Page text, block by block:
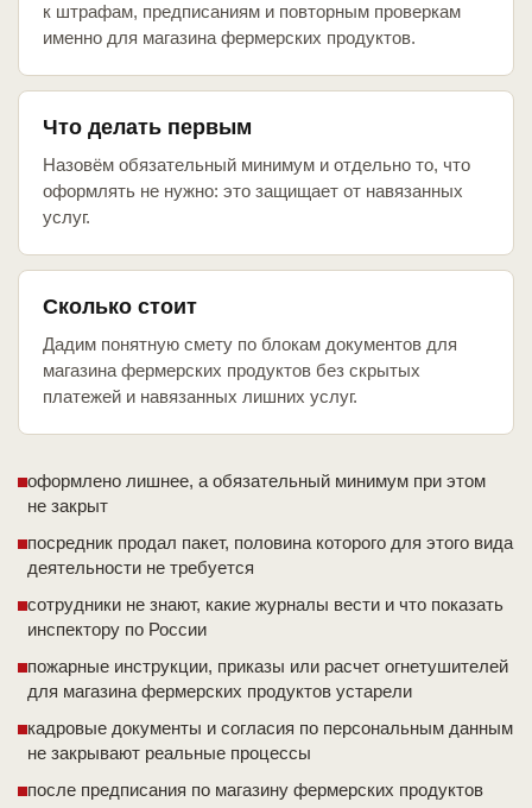
к штрафам, предписаниям и повторным проверкам
именно для магазина фермерских продуктов.
Что делать первым
Назовём обязательный минимум и отдельно то, что
оформлять не нужно: это защищает от навязанных
услуг.
Сколько стоит
Дадим понятную смету по блокам документов для
магазина фермерских продуктов без скрытых
платежей и навязанных лишних услуг.
оформлено лишнее, а обязательный минимум при этом
не закрыт
посредник продал пакет, половина которого для этого вида
деятельности не требуется
сотрудники не знают, какие журналы вести и что показать
инспектору по России
пожарные инструкции, приказы или расчет огнетушителей
для магазина фермерских продуктов устарели
кадровые документы и согласия по персональным данным
не закрывают реальные процессы
после предписания по магазину фермерских продуктов